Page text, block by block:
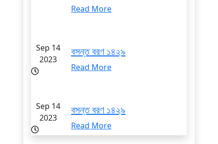
Read More
Sep 14
2023
বসন্ত বরণ ১৪২৯
Read More
Sep 14
2023
বসন্ত বরণ ১৪২৯
Read More